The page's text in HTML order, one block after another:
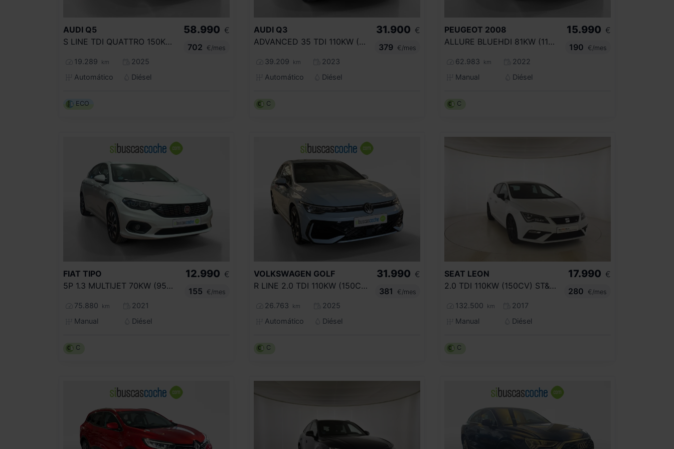
AUDI Q5
S LINE TDI QUATTRO 150KW S TRONIC
19.289 km
2025
Automático
Diésel
58.990 €
702
€/mes
ECO
AUDI Q3
ADVANCED 35 TDI 110KW (150CV) S TRONIC
39.209 km
2023
Automático
Diésel
31.900 €
379
€/mes
C
PEUGEOT 2008
ALLURE BLUEHDI 81KW (110CV)
62.983 km
2022
Manual
Diésel
15.990 €
190
€/mes
C
FIAT TIPO
5P 1.3 MULTIJET 70KW (95CV) MIRROR
75.880 km
2021
Manual
Diésel
12.990 €
155
€/mes
C
VOLKSWAGEN GOLF
R LINE 2.0 TDI 110KW (150CV) DSG
26.763 km
2025
Automático
Diésel
31.990 €
381
€/mes
C
SEAT LEON
2.0 TDI 110KW (150CV) ST&SP FR PLUS
132.500 km
2017
Manual
Diésel
17.990 €
280
€/mes
C